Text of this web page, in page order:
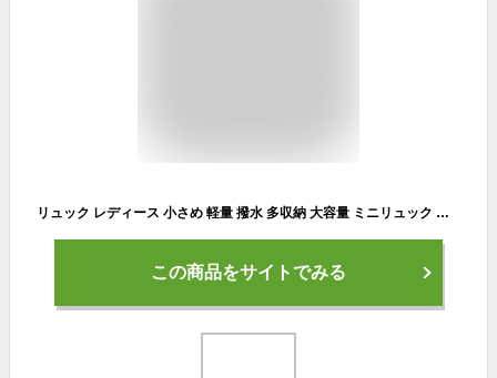
リュック レディース 小さめ 軽量 撥水 多収納 大容量 ミニリュック 通勤 通学 旅行 シンプル きれいめ カジュアル おしゃれ ママ プレゼント アウトドア 普段使い 高校生 肩がけ リュックサック 大人
この商品をサイトでみる